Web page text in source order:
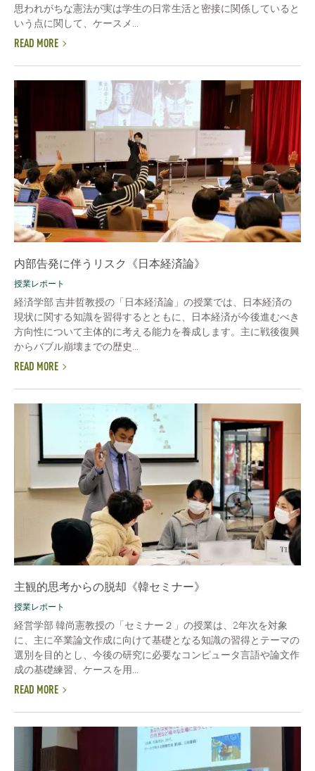
思われがちな憲法が実は学生の日常生活と密接に関係していると
いう点に関して、ケースメ...
READ MORE
内部告発に伴うリスク《日本経済論》
授業レポート
経済学部 吉井哲教授の「日本経済論」の授業では、日本経済の
現状に関する知識を習得するとともに、日本経済が今後進むべき
方向性について主体的に考える能力を養成します。主に戦後復興
からバブル崩壊までの歴史...
READ MORE
主観的思考からの脱却《韓セミナー》
授業レポート
経営学部 韓尚憲教授の「セミナー２」の授業は、2年次を対象
に、主に卒業論文作成に向けて基礎となる知識の習得とテーマの
選別を目的とし、今後の研究に必要なコンピュータ言語や論文作
成の基礎練習、ケースを用...
READ MORE